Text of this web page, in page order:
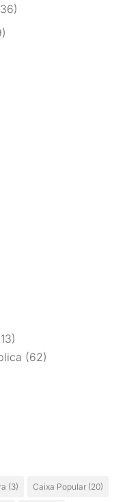
(62)
(3) Caixa Popular(20)